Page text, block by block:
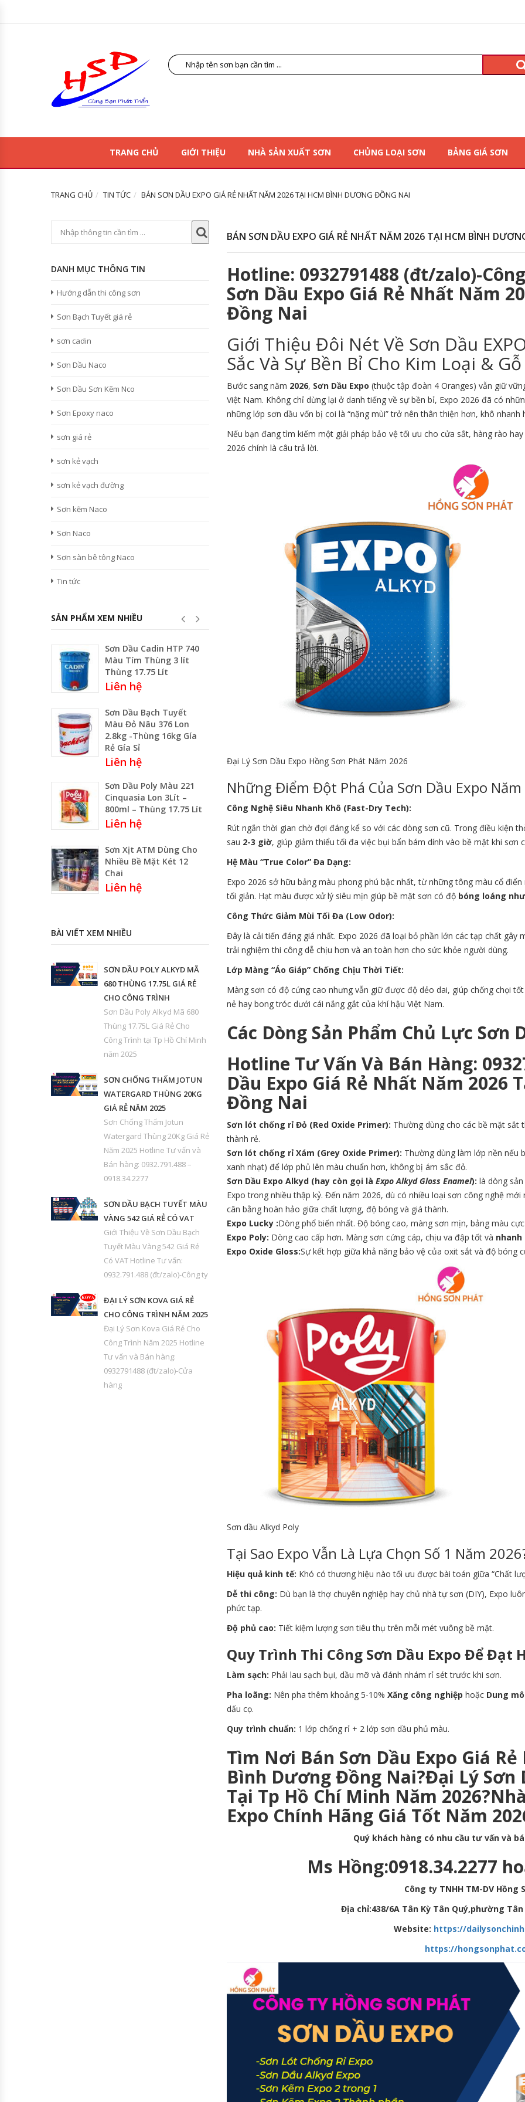
TRANG CHỦ GIỚI THIỆU NHÀ SẢN XUẤT SƠN CHỦNG LOẠI SƠN BẢNG GIÁ SƠN
TRANG CHỦ TIN TỨC BÁN SƠN DẦU EXPO GIÁ RẺ NHẤT NĂM 2026 TẠI HCM BÌNH DƯƠNG ĐỒNG NAI
BÁN SƠN DẦU EXPO GIÁ RẺ NHẤT NĂM 2026 TẠI HCM BÌNH
Hotline: 0932791488 (đt/zalo)-
Sơn Dầu Expo Giá Rẻ Nhất Năm
Đồng Nai
Giới Thiệu Đôi Nét Về Sơn Dầu
Sắc Và Sự Bền Bỉ Cho Kim Loại & Gỗ
Bước sang năm 2026, Sơn Dầu Expo (thuộc tập đoàn 4 Oranges) vẫn giữ
Việt Nam. Không chỉ dừng lại ở danh tiếng về sự bền bỉ, Expo 2026 đã có
những lớp sơn dầu vốn bị coi là “nặng mùi” trở nên thân thiện hơn, khô
Nếu bạn đang tìm kiếm một giải pháp bảo vệ tối ưu cho cửa sắt, hàng rào
2026 chính là câu trả lời.
Đại Lý Sơn Dầu Expo Hồng Sơn Phát Năm 2026
Những Điểm Đột Phá Của Sơn Dầu Expo
Công Nghệ Siêu Nhanh Khô (Fast-Dry Tech):
Rút ngắn thời gian chờ đợi đáng kể so với các dòng sơn cũ. Trong điều kiện
sau 2-3 giờ, giúp giảm thiểu tối đa việc bụi bẩn bám dính vào bề mặt khi sơn
Hệ Màu “True Color” Đa Dạng:
Expo 2026 sở hữu bảng màu phong phú bậc nhất, từ những tông màu cổ
tối giản. Hạt màu được xử lý siêu mịn giúp bề mặt sơn có độ bóng loáng
Công Thức Giảm Mùi Tối Đa (Low Odor):
Đây là cải tiến đáng giá nhất. Expo 2026 đã loại bỏ phần lớn các tạp chất
trải nghiệm thi công dễ chịu hơn và an toàn hơn cho sức khỏe người dùng.
Lớp Màng “Áo Giáp” Chống Chịu Thời Tiết:
Màng sơn có độ cứng cao nhưng vẫn giữ được độ dẻo dai, giúp chống chọi
nẻ hay bong tróc dưới cái nắng gắt của khí hậu Việt Nam.
Các Dòng Sản Phẩm Chủ Lực Sơn
Hotline Tư Vấn Và Bán Hàng:
Dầu Expo Giá Rẻ Nhất Năm 2026
Đồng Nai
Sơn lót chống rỉ Đỏ (Red Oxide Primer): Thường dùng cho các bề mặt sắt
thành rẻ.
Sơn lót chống rỉ Xám (Grey Oxide Primer): Thường dùng làm lớp nền nếu
xanh nhạt) để lớp phủ lên màu chuẩn hơn, không bị ám sắc đỏ.
Sơn Dầu Expo Alkyd (hay còn gọi là Expo Alkyd Gloss Enamel): là dòng
Expo trong nhiều thập kỷ. Đến năm 2026, dù có nhiều loại sơn công nghệ mới
cân bằng hoàn hảo giữa chất lượng, độ bóng và giá thành.
Expo Lucky :Dòng phổ biến nhất. Độ bóng cao, màng sơn mịn, bảng màu
Expo Poly: Dòng cao cấp hơn. Màng sơn cứng cáp, chịu va đập tốt và nhanh
Expo Oxide Gloss:Sự kết hợp giữa khả năng bảo vệ của oxit sắt và độ bóng
Sơn dầu Alkyd Poly
Tại Sao Expo Vẫn Là Lựa Chọn Số 1 Năm
Hiệu quả kinh tế: Khó có thương hiệu nào tối ưu được bài toán giữa “Chất
Dễ thi công: Dù bạn là thợ chuyên nghiệp hay chủ nhà tự sơn (DIY), Expo
phức tạp.
Độ phủ cao: Tiết kiệm lượng sơn tiêu thụ trên mỗi mét vuông bề mặt.
Quy Trình Thi Công Sơn Dầu Expo Để Đạt
Làm sạch: Phải lau sạch bụi, dầu mỡ và đánh nhám rỉ sét trước khi sơn.
Pha loãng: Nên pha thêm khoảng 5-10% Xăng công nghiệp hoặc Dung
dấu cọ.
Quy trình chuẩn: 1 lớp chống rỉ + 2 lớp sơn dầu phủ màu.
Tìm Nơi Bán Sơn Dầu Expo Giá
Bình Dương Đồng Nai?Đại Lý Sơn
Tại Tp Hồ Chí Minh Năm
Expo Chính Hãng Giá Tốt Năm
Quý khách hàng có nhu cầu tư vấn và
Ms Hồng:0918.34.2277
Công ty TNHH TM-DV Hồng
Địa chỉ:438/6A Tân Kỳ Tân Quý,phường Tân
Website: https://
https://
DANH MỤC THÔNG TIN
Hướng dẫn thi công sơn
Sơn Bạch Tuyết giá rẻ
sơn cadin
Sơn Dầu Naco
Sơn Dầu Sơn Kẽm Nco
Sơn Epoxy naco
sơn giá rẻ
sơn kẻ vạch
sơn kẻ vạch đường
Sơn kẽm Naco
Sơn Naco
Sơn sàn bê tông Naco
Tin tức
SẢN PHẨM XEM NHIỀU
Sơn Dầu Cadin HTP 740
Màu Tím Thùng 3 lít
Thùng 17.75 Lít
Liên hệ
Sơn Dầu Bạch Tuyết
Màu Đỏ Nâu 376 Lon
2.8kg -Thùng 16kg Gía
Rẻ Gía Sỉ
Liên hệ
Sơn Dầu Poly Màu 221
Cinquasia Lon 3Lít –
800ml – Thùng 17.75 Lít
Liên hệ
Sơn Xịt ATM Dùng Cho
Nhiều Bề Mặt Két 12
Chai
Liên hệ
BÀI VIẾT XEM NHIỀU
SƠN DẦU POLY ALKYD MÃ
680 THÙNG 17.75L GIÁ RẺ
CHO CÔNG TRÌNH
Sơn Dầu Poly Alkyd Mã 680
Thùng 17.75L Giá Rẻ Cho
Công Trình tại Tp Hồ Chí Minh
năm 2025
SƠN CHỐNG THẤM JOTUN
WATERGARD THÙNG 20KG
GIÁ RẺ NĂM 2025
Sơn Chống Thấm Jotun
Watergard Thùng 20Kg Giá Rẻ
Năm 2025 Hotline Tư vấn và
Bán hàng: 0932.791.488 –
0918.34.2277
SƠN DẦU BẠCH TUYẾT MÀU
VÀNG 542 GIÁ RẺ CÓ VAT
Giới Thiệu Về Sơn Dầu Bạch
Tuyết Màu Vàng 542 Giá Rẻ
Có VAT Hotline Tư vấn:
0932.791.488 (đt/zalo)-Công ty
ĐẠI LÝ SƠN KOVA GIÁ RẺ
CHO CÔNG TRÌNH NĂM 2025
Đại Lý Sơn Kova Giá Rẻ Cho
Công Trình Năm 2025 Hotline
Tư vấn và Bán hàng:
0932791488 (đt/zalo)-Cửa
hàng